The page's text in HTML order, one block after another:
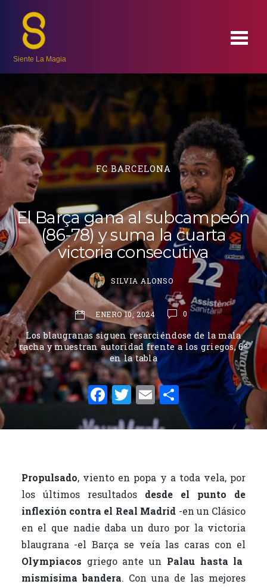
Siente La Magia
FC BARCELONA
El Barça gana al subcampeón
(86-78) y suma la cuarta
victoria consecutiva
SILVIA ALONSO
ENERO 10, 2024 0
Los blaugranas siguen resarciéndose de la mala
racha y muestran autoridad frente a los griegos, 6º
en la tabla
F
a
c
b
o
o
k
T
w
it
r
E
m
ai
C
o
m
ar
ti
r
Propulsado, viento en popa y a toda vela, por
los últimos resultados desde el punto de
inflexión contra el Real Madrid -en un Clásico
en el que nadie daba un duro por la victoria
blaugrana -el Barça se veía las caras con el
Olympiacos griego ante un Palau hasta la
mismísima bandera. Con una de las mejores